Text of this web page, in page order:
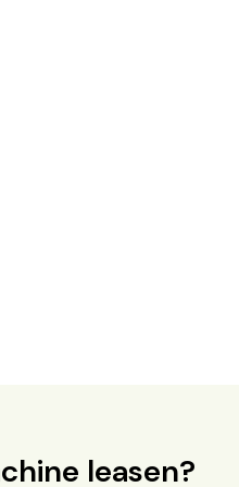
leasen?